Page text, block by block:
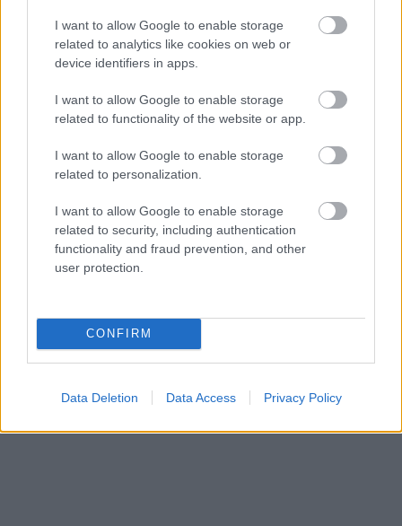
I want to allow Google to enable storage
related to analytics like cookies on web or
device identifiers in apps.
I want to allow Google to enable storage
related to functionality of the website or app.
I want to allow Google to enable storage
related to personalization.
I want to allow Google to enable storage
related to security, including authentication
functionality and fraud prevention, and other
user protection.
CONFIRM
Data Deletion Data Access Privacy Policy
Η AI σχεδιάζει πλέον ιούς – Η ανακάλυψη που μπορεί
να σώσει ζωές ή να γίνει ο χειρότερος εφιάλτης
Καλαβρύτων ΒΙΝΤΕΟ